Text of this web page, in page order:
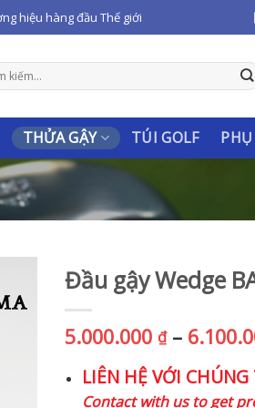
hiệu hàng đầu Thế giới
THỬA GẬY TÚI GOLF
Đầu gậy Wedge
5.000.000 ₫ –
LIÊN HỆ VỚI
Contact with us to get